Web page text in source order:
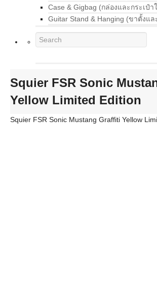
Case & Gigbag (กล่องและกระเป๋า
Guitar Stand & Hanging (ขาตั้งแ
Squier FSR Sonic
Yellow Limited Edition
Squier FSR Sonic Mustang Graffiti Yellow